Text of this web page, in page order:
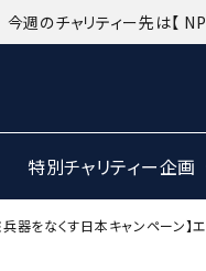
今週のチャリティー先は【
特別チャリティー企画
兵器をなくす日本キャンペーン】